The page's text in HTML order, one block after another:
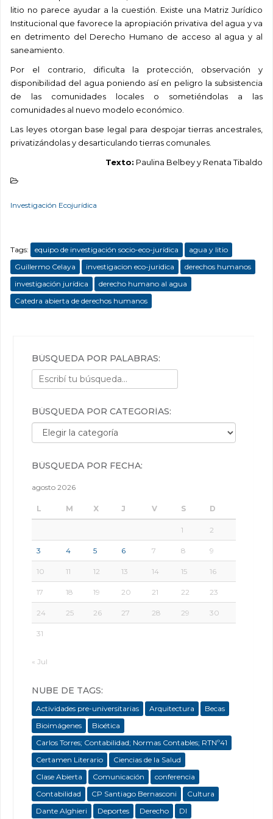
litio no parece ayudar a la cuestión. Existe una Matriz Jurídico
Institucional que favorece la apropiación privativa del agua y va
en detrimento del Derecho Humano de acceso al agua y al
saneamiento.
Por el contrario, dificulta la protección, observación y
disponibilidad del agua poniendo así en peligro la subsistencia
de las comunidades locales o sometiéndolas a las
comunidades al nuevo modelo económico.
Las leyes otorgan base legal para despojar tierras ancestrales,
privatizándolas y desarticulando tierras comunales.
Texto: Paulina Belbey y Renata Tibaldo
Investigación Ecojurídica
Tags: equipo de investigación socio-eco-jurídica
agua y litio
Guillermo Celaya
investigacion eco-juridica
derechos humanos
investigación jurídica
derecho humano al agua
Catedra abierta de derechos humanos
BÚSQUEDA POR PALABRAS:
BÚSQUEDA POR CATEGORÍAS:
Búsqueda por categorías:
BÚSQUEDA POR FECHA:
agosto 2026
L M X J V S D
1 2
3 4 5 6 7 8 9
10 11 12 13 14 15 16
17 18 19 20 21 22 23
24 25 26 27 28 29 30
31
« Jul
NUBE DE TAGS:
Actividades pre-universitarias Arquitectura
Becas
Bioimágenes
Bioética
Carlos Torres; Contabilidad; Normas Contables; RTNº41
Certamen Literario
Ciencias de la Salud
Clase Abierta
Comunicación
conferencia
Contabilidad
CP Santiago Bernasconi
Cultura
Dante Alghieri
Deportes Derecho
DI